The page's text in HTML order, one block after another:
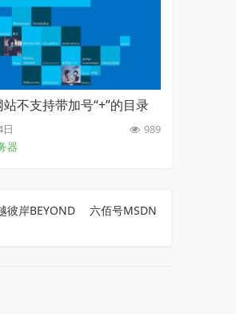
不支持带加号“+”的目录
决方案
989
器
彼岸BEYOND 六佰号MSDN